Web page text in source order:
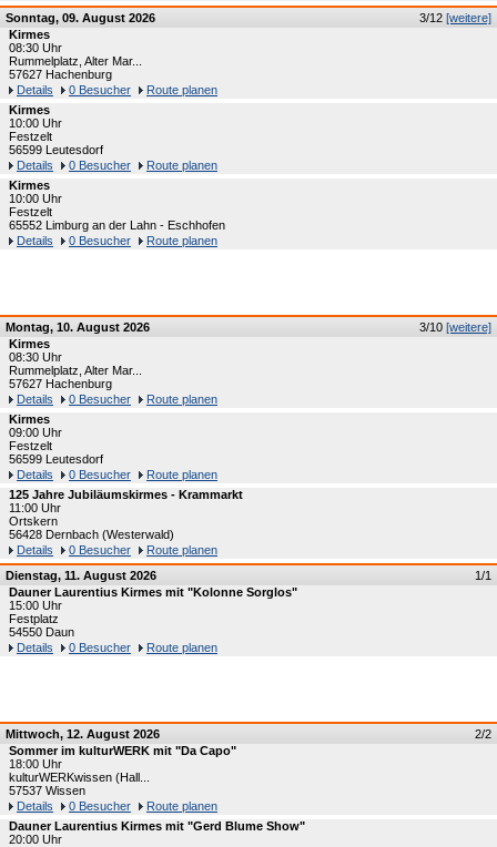
3/12 [weitere]
Sonntag, 09. August 2026
Kirmes
08:30 Uhr
Rummelplatz, Alter Mar...
57627 Hachenburg
Details
0 Besucher
Route planen
Kirmes
10:00 Uhr
Festzelt
56599 Leutesdorf
Details
0 Besucher
Route planen
Kirmes
10:00 Uhr
Festzelt
65552 Limburg an der Lahn - Eschhofen
Details
0 Besucher Route planen
3/10 [weitere]
Montag, 10. August 2026
Kirmes
08:30 Uhr
Rummelplatz, Alter Mar...
57627 Hachenburg
Details
0 Besucher
Route planen
Kirmes
09:00 Uhr
Festzelt
56599 Leutesdorf
Details
0 Besucher
Route planen
125 Jahre Jubiläumskirmes - Krammarkt
11:00 Uhr
Ortskern
56428 Dernbach (Westerwald)
Details
0 Besucher
Route planen
1/1
Dienstag, 11. August 2026
Dauner Laurentius Kirmes mit "Kolonne Sorglos"
15:00 Uhr
Festplatz
54550 Daun
Details
0 Besucher Route planen
2/2
Mittwoch, 12. August 2026
Sommer im kulturWERK mit "Da Capo"
18:00 Uhr
kulturWERKwissen (Hall...
57537 Wissen
Details
0 Besucher
Route planen
Dauner Laurentius Kirmes mit "Gerd Blume Show"
20:00 Uhr